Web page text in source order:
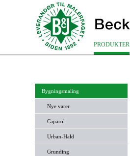
PRODUKTER
Bygningsmaling
Nye varer
Caparol
Urban-Hald
Grunding